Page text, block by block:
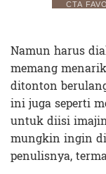
Namun harus
memang
ditonton
ini juga seperti
untuk diisi
mungkin ingin
penulisnya,